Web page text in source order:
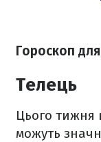
Гороскоп для
Телець
Цього тижня
можуть